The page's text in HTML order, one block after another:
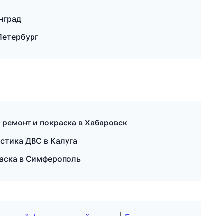
и покраска в Хабаровск
ДВС в Калуга
в Симферополь